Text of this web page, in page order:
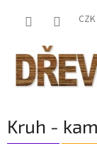
CZK
Kruh -